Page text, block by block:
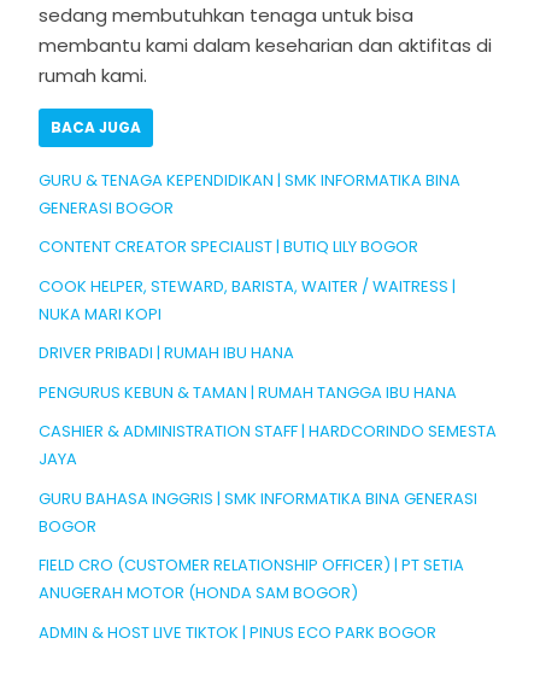
sedang membutuhkan tenaga untuk bisa
membantu kami dalam keseharian dan aktifitas di
rumah kami.
BACA JUGA
GURU & TENAGA KEPENDIDIKAN | SMK INFORMATIKA BINA
GENERASI BOGOR
CONTENT CREATOR SPECIALIST | BUTIQ LILY BOGOR
COOK HELPER, STEWARD, BARISTA, WAITER / WAITRESS |
NUKA MARI KOPI
DRIVER PRIBADI | RUMAH IBU HANA
PENGURUS KEBUN & TAMAN | RUMAH TANGGA IBU HANA
CASHIER & ADMINISTRATION STAFF | HARDCORINDO SEMESTA
JAYA
GURU BAHASA INGGRIS | SMK INFORMATIKA BINA GENERASI
BOGOR
FIELD CRO (CUSTOMER RELATIONSHIP OFFICER) | PT SETIA
ANUGERAH MOTOR (HONDA SAM BOGOR)
ADMIN & HOST LIVE TIKTOK | PINUS ECO PARK BOGOR